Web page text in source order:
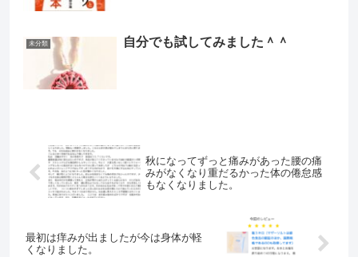
未分類 自分でも試してみました＾＾
秋になってずっと痛みがあった腰の痛
みがなくなり重だるかった体の倦怠感
もなくなりました。
最初は痒みが出ましたが今は身体が軽
くなりました。